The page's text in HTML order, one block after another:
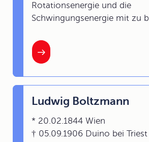
Rotationsenergie und die
Schwingungsenergie mit zu
Ludwig Boltzmann
* 20.02.1844 Wien
† 05.09.1906 Duino bei Triest